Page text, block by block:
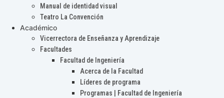
Manual de identidad visual
Teatro La Convención
Académico
Vicerrectora de Enseñanza y Aprendizaje
Facultades
Facultad de Ingeniería
Acerca de la Facultad
Líderes de programa
Programas | Facultad de Ingeniería